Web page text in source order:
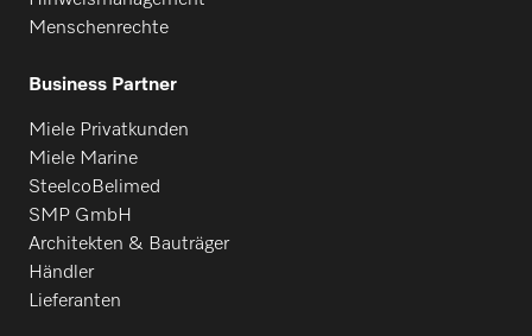
Menschenrechte
Business Partner
Miele Privatkunden
Miele Marine
SteelcoBelimed
SMP GmbH
Architekten & Bauträger
Händler
Lieferanten